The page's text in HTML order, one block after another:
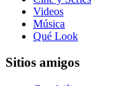
Videos
Música
Qué Look
Sitios amigos